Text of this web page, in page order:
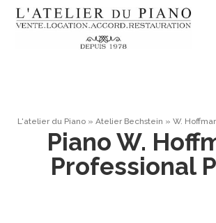
L'atelier du Piano » Atelier Bechstein » W.
Piano W.
Professional